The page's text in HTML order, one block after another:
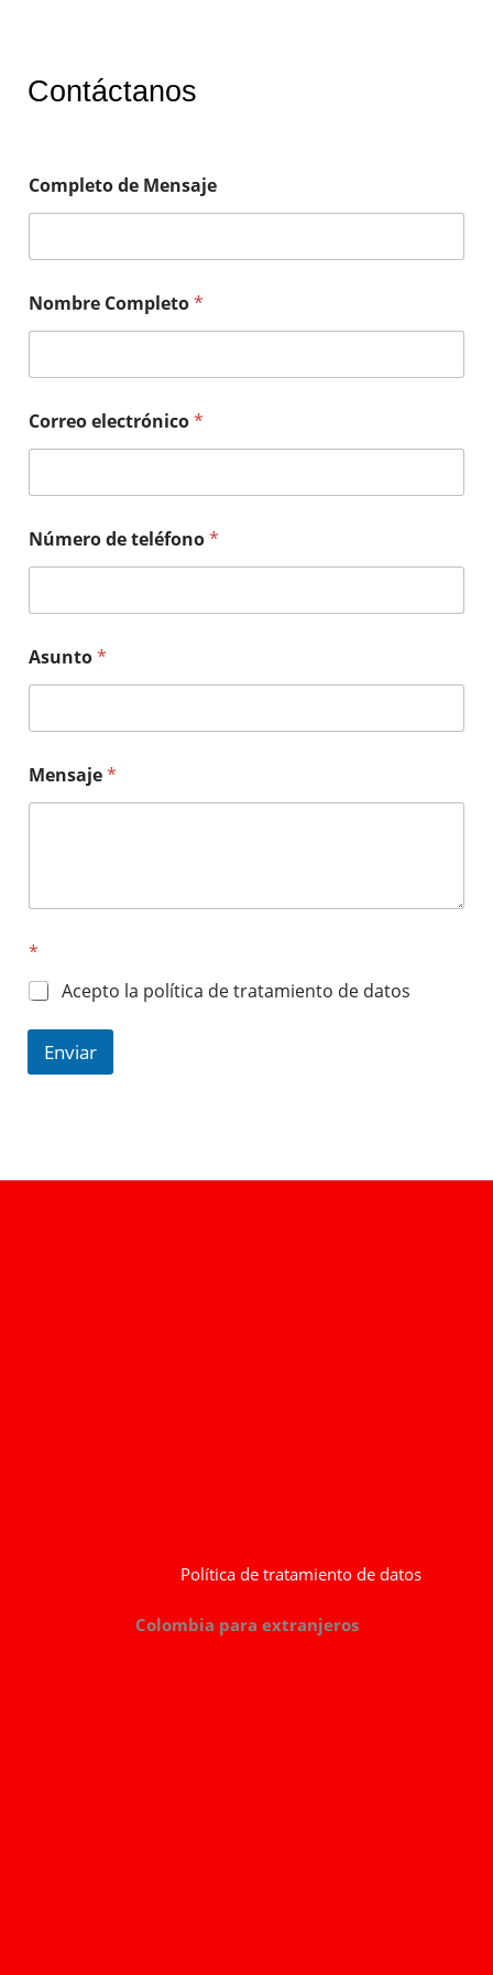
Contáctanos
Completo de Mensaje
Nombre Completo*
Correo electrónico*
Número de teléfono*
Asunto*
Mensaje*
*
Acepto la política de tratamiento de datos
Enviar
Política de tratamiento de datos
Colombia para extranjeros